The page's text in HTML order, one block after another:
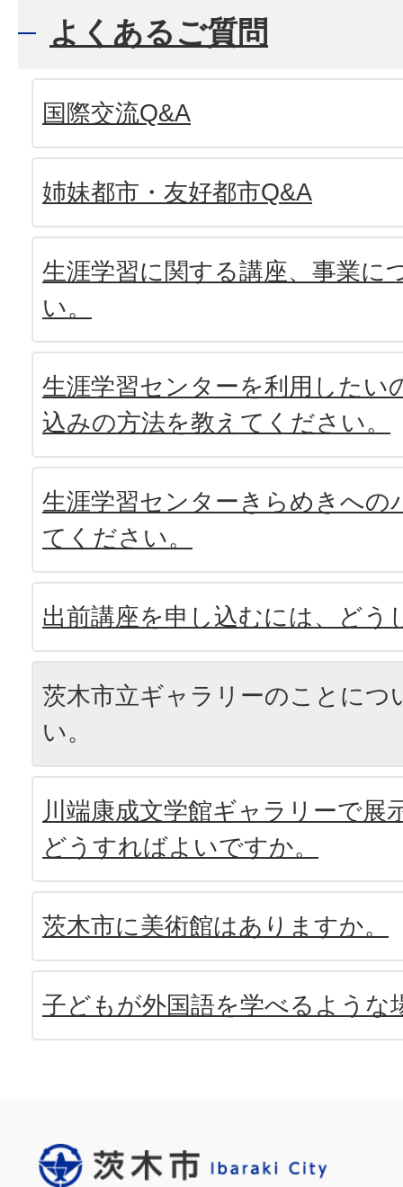
よくあるご質問
国際交流Q&A
姉妹都市・友好都市Q&A
生涯学習に関する講座、事業に
い。
生涯学習センターを利用したい
込みの方法を教えてください。
生涯学習センターきらめきへの
てください。
出前講座を申し込むには、どう
茨木市立ギャラリーのことにつ
い。
川端康成文学館ギャラリーで展
どうすればよいですか。
茨木市に美術館はありますか。
子どもが外国語を学べるような